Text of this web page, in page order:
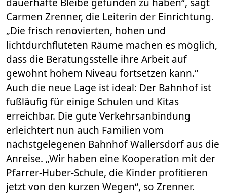
Carmen Zrenner, die Leiterin der Einrichtung.
„Die frisch renovierten, hohen und
lichtdurchfluteten Räume machen es möglich,
dass die Beratungsstelle ihre Arbeit auf
gewohnt hohem Niveau fortsetzen kann.“
Auch die neue Lage ist ideal: Der Bahnhof ist
fußläufig für einige Schulen und Kitas
erreichbar. Die gute Verkehrsanbindung
erleichtert nun auch Familien vom
nächstgelegenen Bahnhof Wallersdorf aus die
Anreise. „Wir haben eine Kooperation mit der
Pfarrer-Huber-Schule, die Kinder profitieren
jetzt von den kurzen Wegen“, so Zrenner.